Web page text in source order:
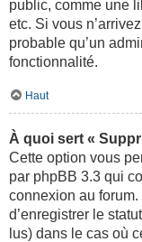
public, comme une
etc. Si vous
probable qu’un
fonctionnalité.
Haut
À quoi sert «
Cette option vous
par phpBB 3.3 qui
connexion au
d’enregistrer le
lus) dans le cas où